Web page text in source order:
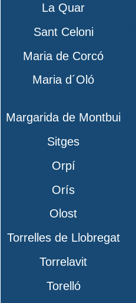
La Quar
Sant Celoni
Maria de Corcó
Maria d´Oló
Margarida de Montbui
Sitges
Orpí
Orís
Olost
Torrelles de Llobregat
Torrelavit
Torelló